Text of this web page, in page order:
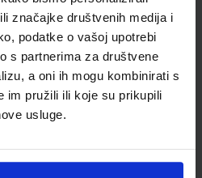
značajke društvenih medija i
podatke o vašoj upotrebi
s partnerima za društvene
a oni ih mogu kombinirati s
im pružili ili koje su prikupili
usluge.
žičani, crni,
promjer